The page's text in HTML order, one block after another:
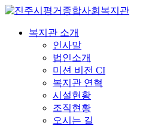
복지관 소개
인사말
법인소개
미션 비전 CI
복지관 연혁
시설현황
조직현황
오시는 길